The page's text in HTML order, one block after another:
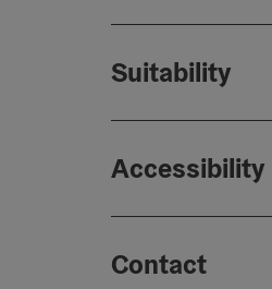
Suitability
Accessibility
Contact